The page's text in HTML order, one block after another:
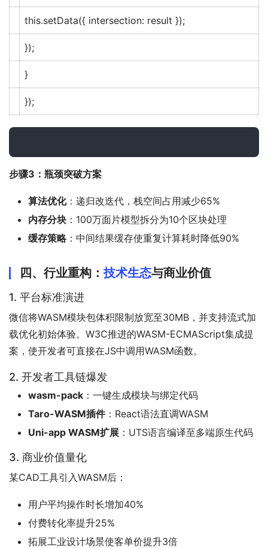
this.setData({ intersection: result });
});
}
});
步骤3：瓶颈突破方案
算法优化：递归改迭代，栈空间占用减少65%
内存分块 ：100万面片模型拆分为10个区块处理
缓存策略：中间结果缓存使重复计算耗时降低90%
四、行业重构： 技术生态与商业价值
1. 平台标准演进
微信将WASM模块包体积限制放宽至30MB，并支持流式加
载优化初始体验。W3C推进的WASM-ECMAScript集成提
案，使开发者可直接在JS中调用WASM函数。
2. 开发者工具链爆发
wasm-pack ：一键生成模块与绑定代码
Taro-WASM插件：React语法直调WASM
Uni-app WASM扩展 ：UTS语言编译至多端原生代码
3. 商业价值量化
某CAD工具引入WASM后：
用户平均操作时长增加40%
付费转化率提升25%
拓展工业设计场景使客单价提升3倍